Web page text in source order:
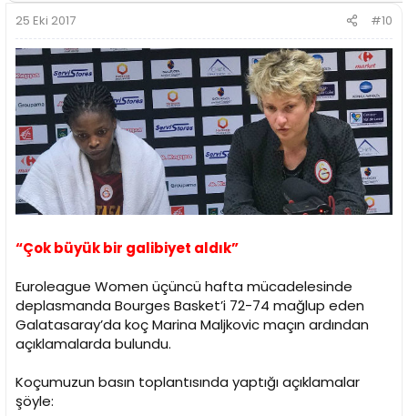
25 Eki 2017 #10
“Çok büyük bir galibiyet aldık”
Euroleague Women üçüncü hafta mücadelesinde
deplasmanda Bourges Basket’i 72-74 mağlup eden
Galatasaray’da koç Marina Maljkovic maçın ardından
açıklamalarda bulundu.
Koçumuzun basın toplantısında yaptığı açıklamalar
şöyle: